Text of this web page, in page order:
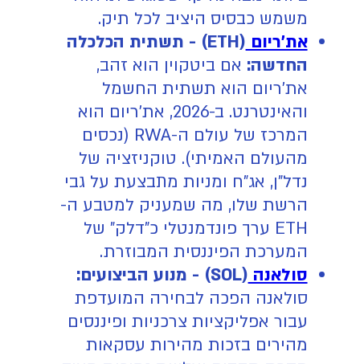
משמש כבסיס היציב לכל תיק.
את'ריום
(ETH) - תשתית הכלכלה
החדשה: אם ביטקוין הוא זהב,
את'ריום הוא תשתית החשמל
והאינטרנט. ב-2026, את'ריום הוא
המרכז של עולם ה-RWA (נכסים
מהעולם האמיתי). טוקניזציה של
נדל"ן, אג"ח ומניות מתבצעת על גבי
הרשת שלו, מה שמעניק למטבע ה-
ETH ערך פונדמנטלי כ"דלק" של
המערכת הפיננסית המבוזרת.
סולאנה (SOL) - מנוע הביצועים:
סולאנה הפכה לבחירה המועדפת
עבור אפליקציות צרכניות ופיננסים
מהירים בזכות מהירות עסקאות